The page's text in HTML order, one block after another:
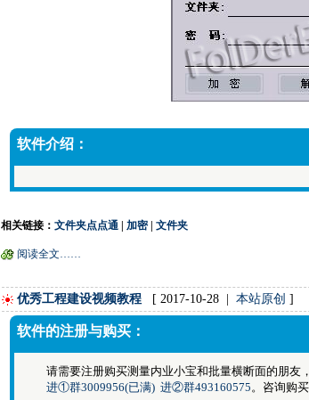
软件介绍：
相关链接： 文件夹点点通 加密| 文件夹
阅读全文……
优秀工程建设视频教程 [ 2017-10-28 | 本站原创 ]
软件的注册与购买：
请需要注册购买测量内业小宝和批量横断面的朋友，
进①群3009956(已满) 进②群493160575。咨询购